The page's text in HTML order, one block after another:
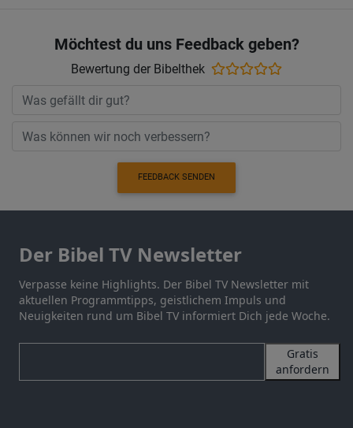
Möchtest du uns Feedback geben?
Bewertung der Bibelthek
FEEDBACK SENDEN
Der Bibel TV Newsletter
Verpasse keine Highlights. Der Bibel TV Newsletter mit
aktuellen Programmtipps, geistlichem Impuls und
Neuigkeiten rund um Bibel TV informiert Dich jede Woche.
Gratis
anfordern